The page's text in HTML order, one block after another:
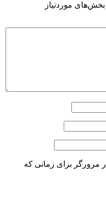
بخش‌های موردنیاز
مرورگر برای زمانی که